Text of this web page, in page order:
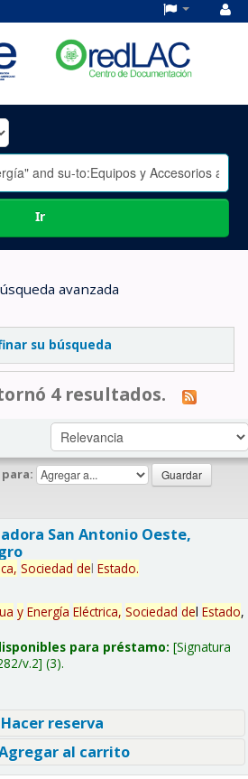
Ir
avanzada
su búsqueda
4 resultados.
San Antonio Oeste,
Sociedad del Estado.
y Energía Eléctrica, Sociedad del Estado,
para préstamo: Signatura
v.2 (3).
reserva
al carrito